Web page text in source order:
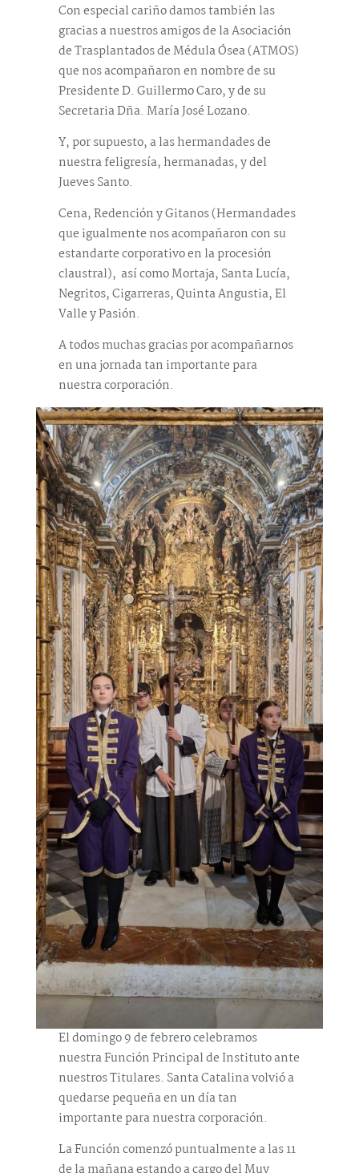
Con especial cariño damos también las
gracias a nuestros amigos de la Asociación
de Trasplantados de Médula Ósea (ATMOS)
que nos acompañaron en nombre de su
Presidente D. Guillermo Caro, y de su
Secretaria Dña. María José Lozano.
Y, por supuesto, a las hermandades de
nuestra feligresía, hermanadas, y del
Jueves Santo.
Cena, Redención y Gitanos (Hermandades
que igualmente nos acompañaron con su
estandarte corporativo en la procesión
claustral), así como Mortaja, Santa Lucía,
Negritos, Cigarreras, Quinta Angustia, El
Valle y Pasión.
A todos muchas gracias por acompañarnos
en una jornada tan importante para
nuestra corporación.
El domingo 9 de febrero celebramos
nuestra Función Principal de Instituto ante
nuestros Titulares. Santa Catalina volvió a
quedarse pequeña en un día tan
importante para nuestra corporación.
La Función comenzó puntualmente a las 11